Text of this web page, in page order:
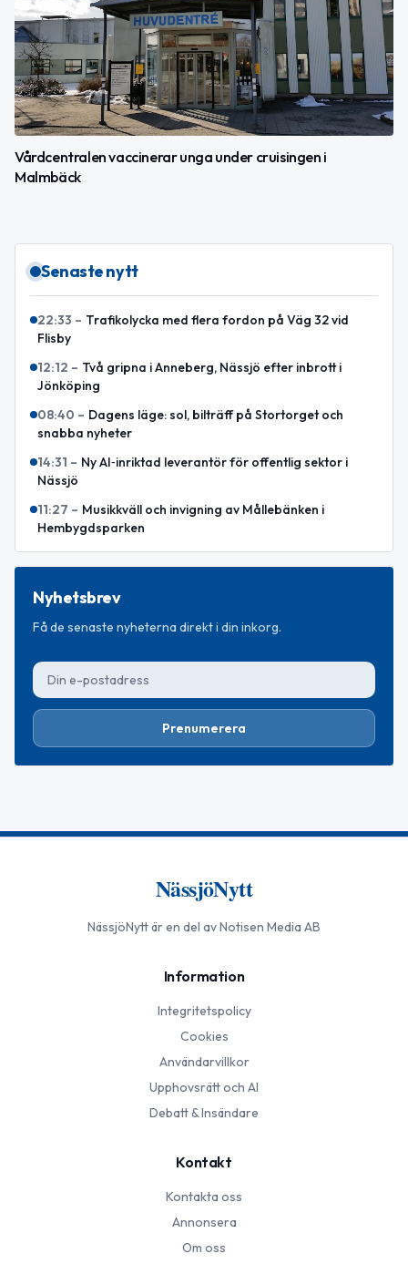
Vårdcentralen vaccinerar unga under cruisingen i
Malmbäck
Senaste nytt
22:33 – Trafikolycka med flera fordon på Väg 32 vid
Flisby
12:12 – Två gripna i Anneberg, Nässjö efter inbrott i
Jönköping
08:40 – Dagens läge: sol, bilträff på Stortorget och
snabba nyheter
14:31 – Ny AI‑inriktad leverantör för offentlig sektor i
Nässjö
11:27 – Musikkväll och invigning av Mållebänken i
Hembygdsparken
Nyhetsbrev
Få de senaste nyheterna direkt i din inkorg.
Prenumerera
NässjöNytt
NässjöNyttär en del av Notisen Media AB
Information
Integritetspolicy
Cookies
Användarvillkor
Upphovsrätt och AI
Debatt & Insändare
Kontakt
Kontakta oss
Annonsera
Om oss